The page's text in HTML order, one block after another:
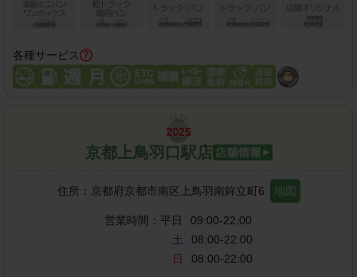
各種サービス
京都上鳥羽口駅店
住所： 京都府京都市南区上鳥羽南鉾立町6 地図
営業時間： 平日
09:00-22:00
土
08:00-22:00
日
08:00-22:00